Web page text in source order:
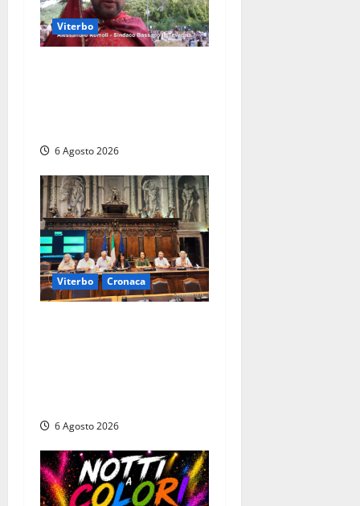
Viterbo
6 Agosto 2026
Viterbo Cronaca
6 Agosto 2026